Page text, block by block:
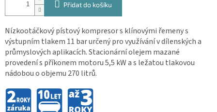
Přidat do košíku
Nízkootáčkový pístový kompresor s klínovými řemeny s
výstupním tlakem 11 bar určený pro využívání v dílenských a
průmyslových aplikacích. Stacionární olejem mazané
provedení s příkonem motoru 5,5 kW a s ležatou tlakovou
nádobou o objemu 270 litrů.